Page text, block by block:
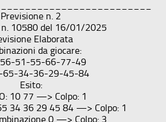
Previsione n. 2
n. 10580 del 16/01/2025
Elaborata
da giocare:
51-55-66-77-49
65-34-36-29-45-84
Esito:
10 77 —> Colpo: 1
34 36 29 45 84 —> Colpo: 1
0 —> Colpo: 3